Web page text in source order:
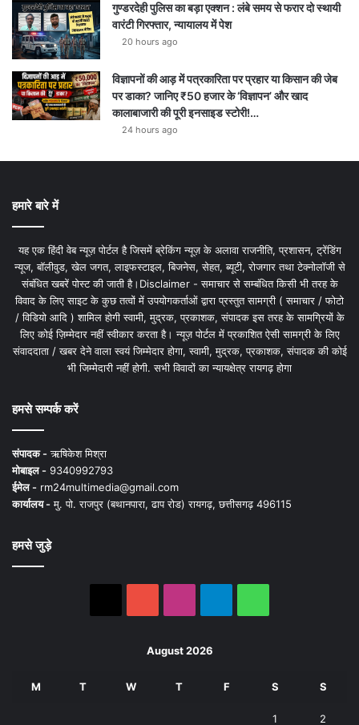
गुण्डरदेही पुलिस का बड़ा एक्शन : लंबे समय से फरार दो स्थायी
वारंटी गिरफ्तार, न्यायालय में पेश
20 hours ago
विज्ञापनों की आड़ में पत्रकारिता पर प्रहार या किसान की जेब
पर डाका? जानिए ₹50 हजार के ‘विज्ञापन’ और खाद
कालाबाजारी की पूरी इनसाइड स्टोरी!…
24 hours ago
हमारे बारे में
यह एक हिंदी वेब न्यूज़ पोर्टल है जिसमें ब्रेकिंग न्यूज़ के अलावा राजनीति, प्रशासन, ट्रेंडिंग
न्यूज, बॉलीवुड, खेल जगत, लाइफस्टाइल, बिजनेस, सेहत, ब्यूटी, रोजगार तथा टेक्नोलॉजी से
संबंधित खबरें पोस्ट की जाती है।Disclaimer - समाचार से सम्बंधित किसी भी तरह के
विवाद के लिए साइट के कुछ तत्वों में उपयोगकर्ताओं द्वारा प्रस्तुत सामग्री ( समाचार / फोटो
/ विडियो आदि ) शामिल होगी स्वामी, मुद्रक, प्रकाशक, संपादक इस तरह के सामग्रियों के
लिए कोई ज़िम्मेदार नहीं स्वीकार करता है। न्यूज़ पोर्टल में प्रकाशित ऐसी सामग्री के लिए
संवाददाता / खबर देने वाला स्वयं जिम्मेदार होगा, स्वामी, मुद्रक, प्रकाशक, संपादक की कोई
भी जिम्मेदारी नहीं होगी. सभी विवादों का न्यायक्षेत्र रायगढ़ होगा
हमसे सम्पर्क करें
संपादक -ऋषिकेश मिश्रा
मोबाइल - 9340992793
ईमेल - rm24multimedia@gmail.com
कार्यालय -मु. पो. राजपुर (बथानपारा, ढाप रोड) रायगढ़, छत्तीसगढ़ 496115
हमसे जुड़े
August 2026
M T W T F S S
1 2